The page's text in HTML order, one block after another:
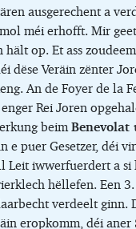
ausgerechent a
méi erhofft. Mir
hält op. Et ass
dëse Veräin zënter
An de Foyer de la
Rei Joren
beimBenevolat
puer Gesetzer, déi
Leit iwwerfuerdert a
hëllefen. Een
verdeelt
eropkomm, déi aner